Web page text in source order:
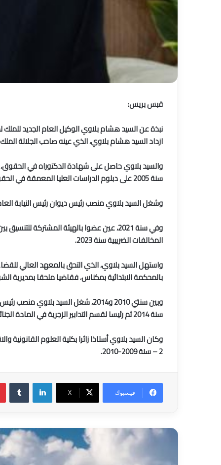
قبس بريس:
نبذة عن السيد هشام بلاوي الوكيل العام الجديد
ازداد السيد هشام بلاوي، الذي عينه صاحب الجلالة الملك
سنة 2005 على دبلوم الدراسات العليا المعمقة في الحقوق بجامعة محمد الخامس-أكدال.
وشغل السيد بلاوي منصب رئيس ديوان رئيس النيابة العامة (2017-2018) قبل أن يعين ابتداء من سنة 2018 كاتبا عاما برئاسة
المخالفات الضريبية سنة 2023.
بالمحكمة الابتدائية بمكناس، فقاضيا ملحقا بمديرية
وبين سنتي 2010 و2014، شغل السيد
سنة 2014 ثم رئيسا لقسم التدابير الزجرية في المادة الجنائية بالمديرية ذاتها.
وكان السيد بلاوي أستاذا زائرا بكلية العلوم القانونية
2 – سنة 2009-2010.
فيسبوك ‫X
لينكدإن